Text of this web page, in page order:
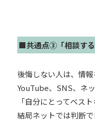
■共通点③「相談する
後悔しない人は、情報
YouTube、SNS、ネッ
「自分にとってベス
結局ネットでは判断で